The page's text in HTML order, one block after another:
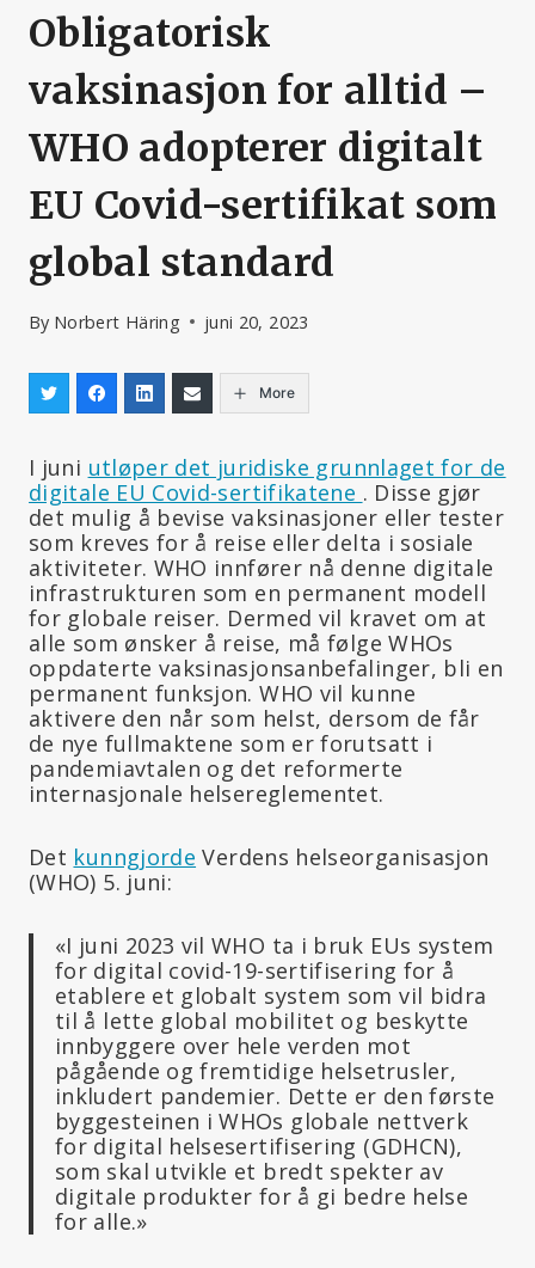
Obligatorisk
vaksinasjon for alltid –
WHO adopterer digitalt
EU Covid-sertifikat som
global standard
By Norbert Häring juni 20, 2023
More
I juni utløper det juridiske grunnlaget for de
digitale EU Covid-sertifikatene . Disse gjør
det mulig å bevise vaksinasjoner eller tester
som kreves for å reise eller delta i sosiale
aktiviteter. WHO innfører nå denne digitale
infrastrukturen som en permanent modell
for globale reiser. Dermed vil kravet om at
alle som ønsker å reise, må følge WHOs
oppdaterte vaksinasjonsanbefalinger, bli en
permanent funksjon. WHO vil kunne
aktivere den når som helst, dersom de får
de nye fullmaktene som er forutsatt i
pandemiavtalen og det reformerte
internasjonale helsereglementet.
Det kunngjorde Verdens helseorganisasjon
(WHO) 5. juni:
«I juni 2023 vil WHO ta i bruk EUs system
for digital covid-19-sertifisering for å
etablere et globalt system som vil bidra
til å lette global mobilitet og beskytte
innbyggere over hele verden mot
pågående og fremtidige helsetrusler,
inkludert pandemier. Dette er den første
byggesteinen i WHOs globale nettverk
for digital helsesertifisering (GDHCN),
som skal utvikle et bredt spekter av
digitale produkter for å gi bedre helse
for alle.»